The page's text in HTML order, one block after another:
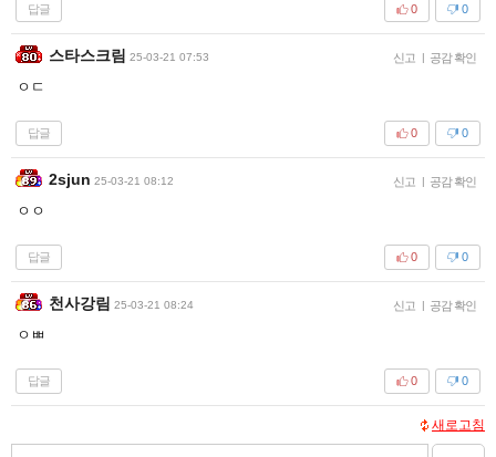
답글 0
0
스타스크림 25-03-21 07:53 신고 | 공감 확인
ㅇㄷ
답글 0
0
2sjun 25-03-21 08:12 신고 | 공감 확인
ㅇㅇ
답글 0
0
천사강림 25-03-21 08:24 신고 | 공감 확인
ㅇㅃ
답글 0
0
새로고침